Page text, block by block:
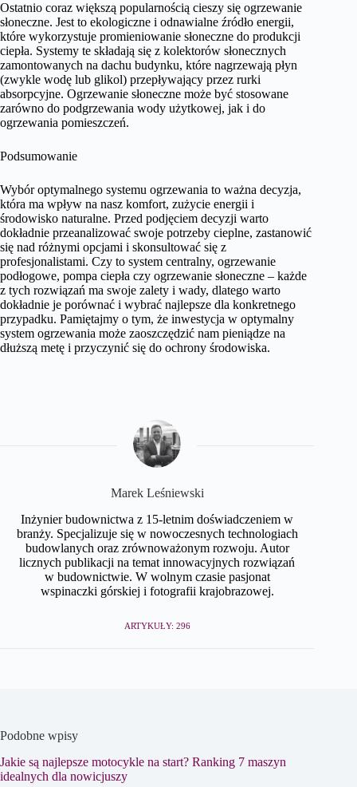
Ostatnio coraz większą popularnością cieszy się ogrzewanie
słoneczne. Jest to ekologiczne i odnawialne źródło energii,
które wykorzystuje promieniowanie słoneczne do produkcji
ciepła. Systemy te składają się z kolektorów słonecznych
zamontowanych na dachu budynku, które nagrzewają płyn
(zwykle wodę lub glikol) przepływający przez rurki
absorpcyjne. Ogrzewanie słoneczne może być stosowane
zarówno do podgrzewania wody użytkowej, jak i do
ogrzewania pomieszczeń.
Podsumowanie
Wybór optymalnego systemu ogrzewania to ważna decyzja,
która ma wpływ na nasz komfort, zużycie energii i
środowisko naturalne. Przed podjęciem decyzji warto
dokładnie przeanalizować swoje potrzeby cieplne, zastanowić
się nad różnymi opcjami i skonsultować się z
profesjonalistami. Czy to system centralny, ogrzewanie
podłogowe, pompa ciepła czy ogrzewanie słoneczne – każde
z tych rozwiązań ma swoje zalety i wady, dlatego warto
dokładnie je porównać i wybrać najlepsze dla konkretnego
przypadku. Pamiętajmy o tym, że inwestycja w optymalny
system ogrzewania może zaoszczędzić nam pieniądze na
dłuższą metę i przyczynić się do ochrony środowiska.
Marek Leśniewski
Inżynier budownictwa z 15-letnim doświadczeniem w
branży. Specjalizuje się w nowoczesnych technologiach
budowlanych oraz zrównoważonym rozwoju. Autor
licznych publikacji na temat innowacyjnych rozwiązań
w budownictwie. W wolnym czasie pasjonat
wspinaczki górskiej i fotografii krajobrazowej.
ARTYKUŁY: 296
Podobne wpisy
Jakie są najlepsze motocykle na start? Ranking 7 maszyn
idealnych dla nowicjuszy